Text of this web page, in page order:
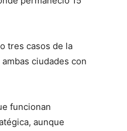
tres casos de la
ciudades con
funcionan
aunque